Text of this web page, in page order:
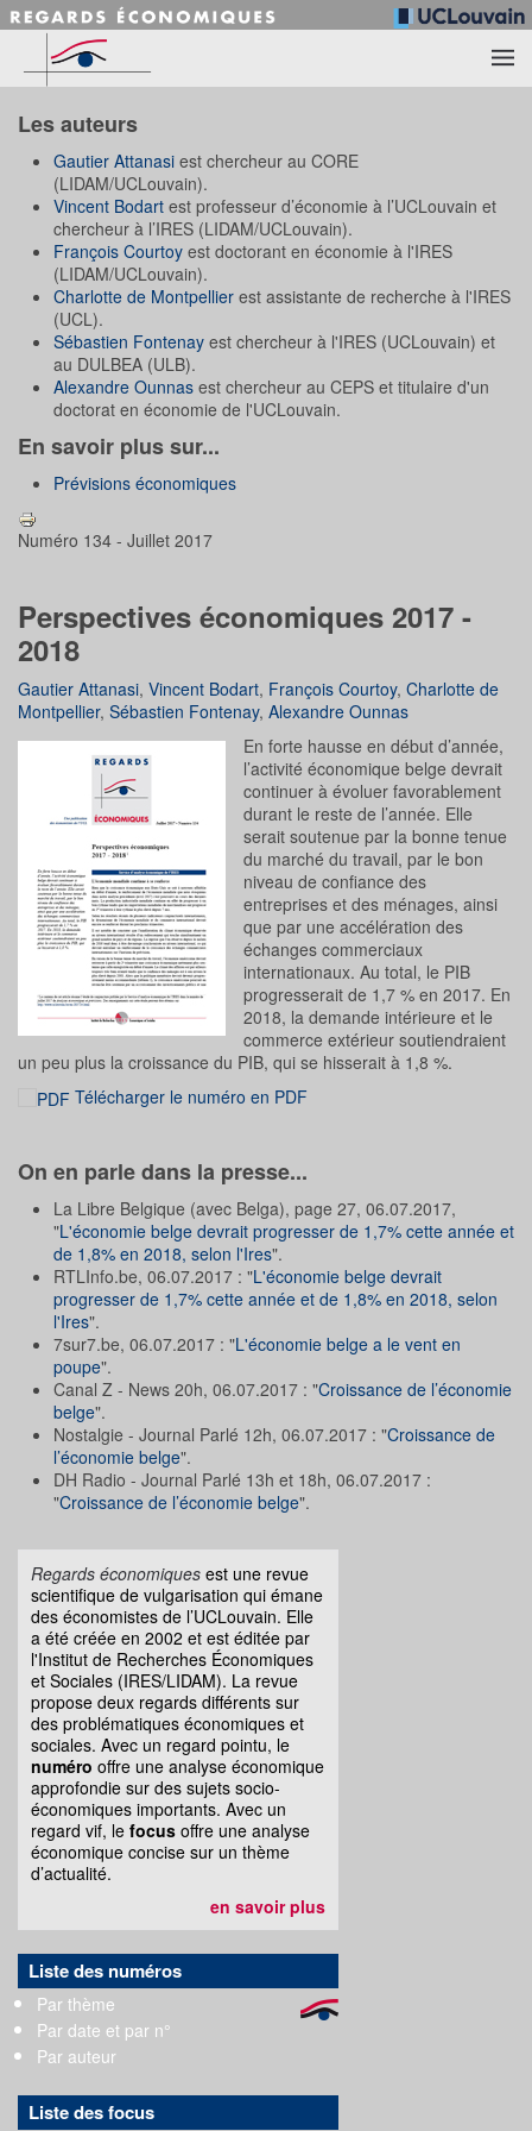
Accéder au contenu principal
Les auteurs
Gautier Attanasi est chercheur au CORE
(LIDAM/UCLouvain).
Vincent Bodart est professeur d’économie à l’UCLouvain et
chercheur à l’IRES (LIDAM/UCLouvain).
François Courtoy est doctorant en économie à l'IRES
(LIDAM/UCLouvain).
Charlotte de Montpellier est assistante de recherche à l'IRES
(UCL).
Sébastien Fontenay est chercheur à l'IRES (UCLouvain) et
au DULBEA (ULB).
Alexandre Ounnas est chercheur au CEPS et titulaire d'un
doctorat en économie de l'UCLouvain.
En savoir plus sur...
Prévisions économiques
Numéro 134 - Juillet 2017
Perspectives économiques 2017 -
2018
Gautier Attanasi, Vincent Bodart, François Courtoy, Charlotte de
Montpellier, Sébastien Fontenay, Alexandre Ounnas
En forte hausse en début d’année,
l’activité économique belge devrait
continuer à évoluer favorablement
durant le reste de l’année. Elle
serait soutenue par la bonne tenue
du marché du travail, par le bon
niveau de confiance des
entreprises et des ménages, ainsi
que par une accélération des
échanges commerciaux
internationaux. Au total, le PIB
progresserait de 1,7 % en 2017. En
2018, la demande intérieure et le
commerce extérieur soutiendraient
un peu plus la croissance du PIB, qui se hisserait à 1,8 %.
Télécharger le numéro en PDF
On en parle dans la presse...
La Libre Belgique (avec Belga), page 27, 06.07.2017,
"L'économie belge devrait progresser de 1,7% cette année et
de 1,8% en 2018, selon l'Ires".
RTLInfo.be, 06.07.2017 : "L'économie belge devrait
progresser de 1,7% cette année et de 1,8% en 2018, selon
l'Ires".
7sur7.be, 06.07.2017 : "L'économie belge a le vent en
poupe".
Canal Z - News 20h, 06.07.2017 : "Croissance de l’économie
belge".
Nostalgie - Journal Parlé 12h, 06.07.2017 : "Croissance de
l’économie belge".
DH Radio - Journal Parlé 13h et 18h, 06.07.2017 :
"Croissance de l’économie belge".
Regards économiques est une revue
scientifique de vulgarisation qui émane
des économistes de l’UCLouvain. Elle
a été créée en 2002 et est éditée par
l'Institut de Recherches Économiques
et Sociales (IRES/LIDAM). La revue
propose deux regards différents sur
des problématiques économiques et
sociales. Avec un regard pointu, le
numéro offre une analyse économique
approfondie sur des sujets socio-
économiques importants. Avec un
regard vif, le focus offre une analyse
économique concise sur un thème
d’actualité.
en savoir plus
Liste des numéros
Par thème
Par date et par n°
Par auteur
Liste des focus